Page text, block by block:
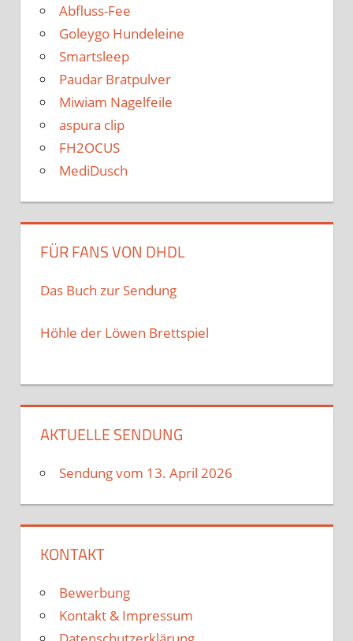
Abfluss-Fee
Goleygo Hundeleine
Smartsleep
Paudar Bratpulver
Miwiam Nagelfeile
aspura clip
FH2OCUS
MediDusch
FÜR FANS VON DHDL
Das Buch zur Sendung
Höhle der Löwen Brettspiel
AKTUELLE SENDUNG
Sendung vom 13. April 2026
KONTAKT
Bewerbung
Kontakt & Impressum